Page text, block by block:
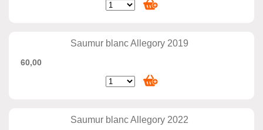
Saumur blanc Allegory 2019
60,00
Saumur blanc Allegory 2022